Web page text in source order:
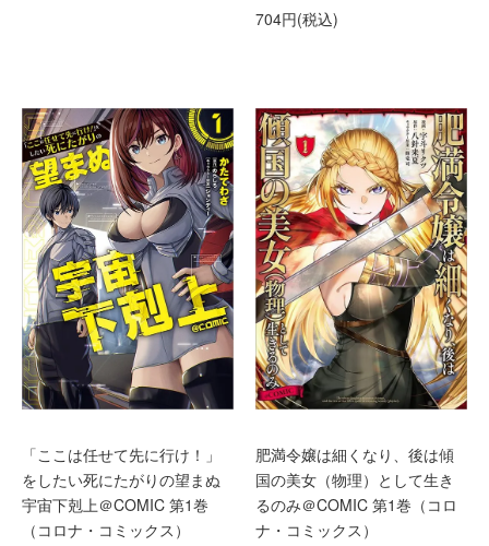
704円(税込)
「ここは任せて先に行け！」
をしたい死にたがりの望まぬ
宇宙下剋上＠COMIC 第1巻
（コロナ・コミックス）
肥満令嬢は細くなり、後は傾
国の美女（物理）として生き
るのみ＠COMIC 第1巻（コロ
ナ・コミックス）